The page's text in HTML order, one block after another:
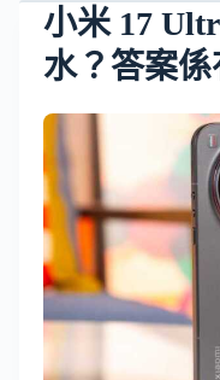
小米 17
水？答案係